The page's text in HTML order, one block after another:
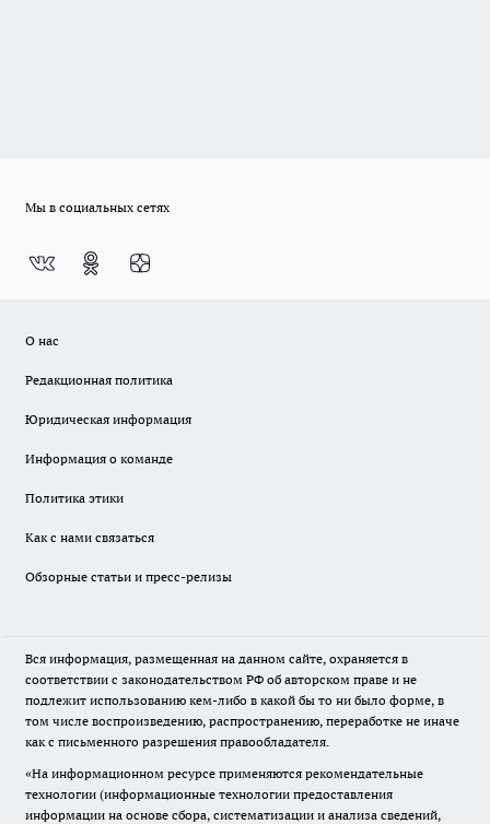
Мы в социальных сетях
О нас
Редакционная политика
Юридическая информация
Информация о команде
Политика этики
Как с нами связаться
Обзорные статьи и пресс-релизы
Вся информация, размещенная на данном сайте, охраняется в
соответствии с законодательством РФ об авторском праве и не
подлежит использованию кем-либо в какой бы то ни было форме, в
том числе воспроизведению, распространению, переработке не иначе
как с письменного разрешения правообладателя.
«На информационном ресурсе применяются рекомендательные
технологии (информационные технологии предоставления
информации на основе сбора, систематизации и анализа сведений,